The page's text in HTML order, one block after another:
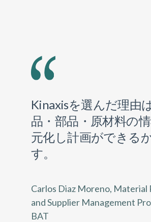
Kinaxisを選んだ理由
品・部品・原材料の
元化し計画ができる
す。
Carlos Diaz Moreno, Material
and Supplier Management
BAT